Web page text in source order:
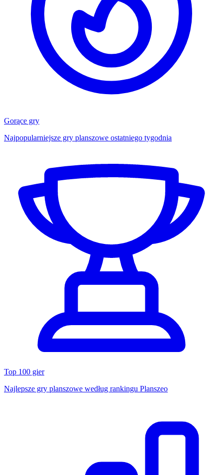
Gorące gry
Najpopularniejsze gry planszowe ostatniego tygodnia
Top 100 gier
Najlepsze gry planszowe według rankingu Planszeo